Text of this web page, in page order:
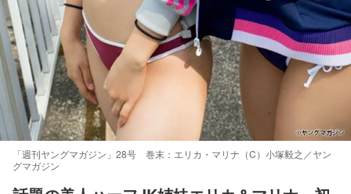
「週刊ヤングマガジン」28号 巻末：エリカ・マリナ（C）小塚毅之／ヤン
グマガジン